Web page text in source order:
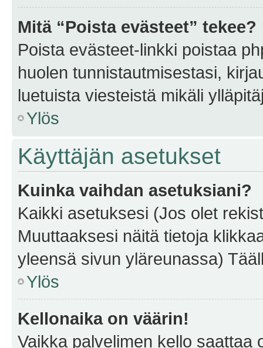
Mitä “Poista evästeet” tekee?
Poista evästeet-linkki poistaa
huolen tunnistautmisestasi,
luetuista viesteistä mikäli
Ylös
Käyttäjän asetukset
Kuinka vaihdan asetuksiani?
Kaikki asetuksesi (Jos olet
Muuttaaksesi näitä tietoja
yleensä sivun yläreunassa)
Ylös
Kellonaika on väärin!
Vaikka palvelimen kello saattaa